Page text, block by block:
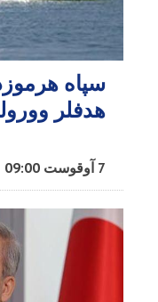
سپاه
هدفلر
7 آوقوست 09:00